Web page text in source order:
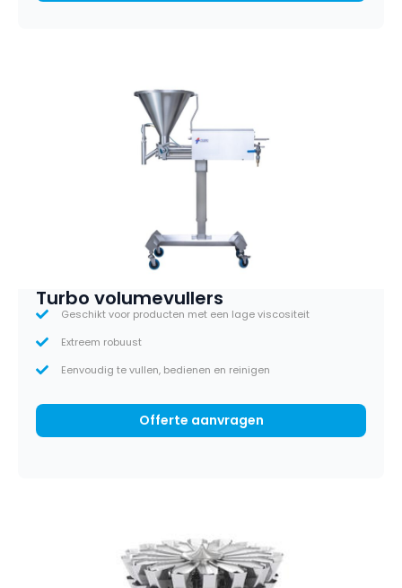
Turbo volumevullers
Geschikt voor producten met een lage viscositeit
Extreem robuust
Eenvoudig te vullen, bedienen en reinigen
Offerte aanvragen